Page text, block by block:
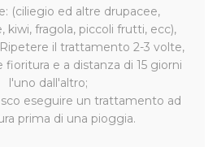
(ciliegio ed altre drupacee,
kiwi, frago­la, piccoli frutti, ecc),
il trattamento 2-3 volte,
fioritura e a distanza di 15 giorni
l'uno dall'altro;
eseguire un trattamento ad
prima di una pioggia.